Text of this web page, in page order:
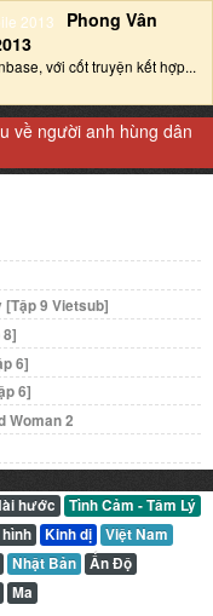
Phong Vân
với cốt truyện kết hợp...
về người anh hùng dân
[Tập 9 Vietsub]
6]
6]
Woman 2
hước
Tình Cảm - Tâm Lý
Kinh dị
Việt Nam
Nhật Bản
Ấn Độ
Ma